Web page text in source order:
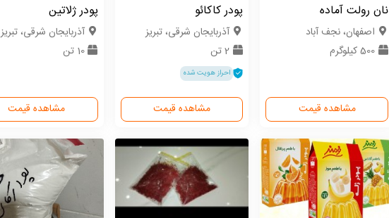
نان رولت آماده
اصفهان، نجف آباد
500 کیلوگرم
مشاهده قیمت
پودر کاکائو
آذربایجان شرقی، تبریز
2 تن
احراز هویت شده
مشاهده قیمت
پودر ژلاتین
آذربایجان شرقی، تبریز
10 تن
مشاهده قیمت